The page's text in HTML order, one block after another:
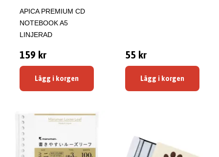
APICA PREMIUM CD
NOTEBOOK A5
LINJERAD
159 kr
Lägg i korgen
55 kr
Lägg i korgen